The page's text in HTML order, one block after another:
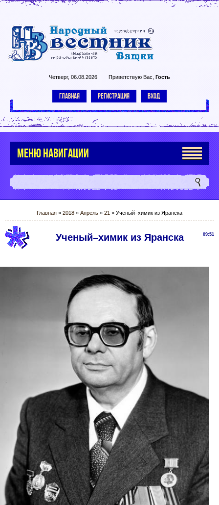
Четверг, 06.08.2026 Приветствую Вас Гость
ГЛАВНАЯ РЕГИСТРАЦИЯ ВХОД
МЕНЮ НАВИГАЦИИ
Главная » 2018 » Апрель » 21 » Ученый–химик из Яранска
09:51
Ученый–химик из Яранска